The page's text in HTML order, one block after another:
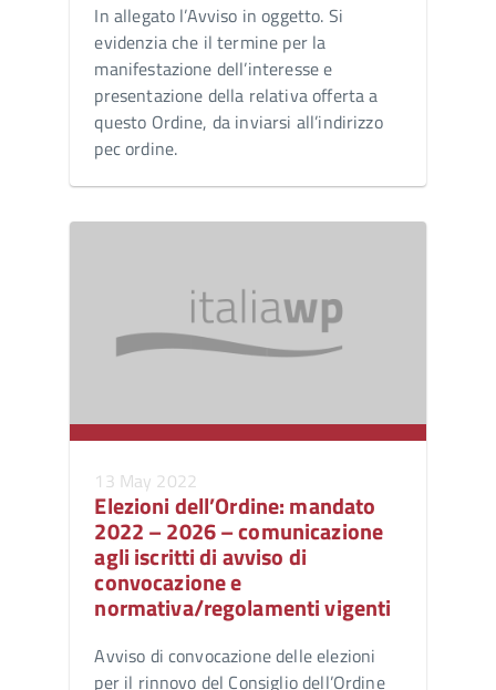
In allegato l’Avviso in oggetto. Si
evidenzia che il termine per la
manifestazione dell’interesse e
presentazione della relativa offerta a
questo Ordine, da inviarsi all’indirizzo
pec ordine.
13 May 2022
Elezioni dell’Ordine: mandato
2022 – 2026 – comunicazione
agli iscritti di avviso di
convocazione e
normativa/regolamenti vigenti
Avviso di convocazione delle elezioni
per il rinnovo del Consiglio dell’Ordine